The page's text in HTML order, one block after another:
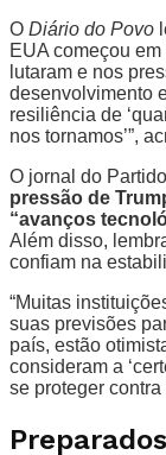
O Diário do Povo
EUA começou
lutaram e nos
desenvolvimento
resiliência de
nos tornamos’”,
O jornal do
pressão de
“avanços
Além disso,
confiam na
“Muitas
suas previsões
país, estão
consideram a
se proteger contra
Preparados